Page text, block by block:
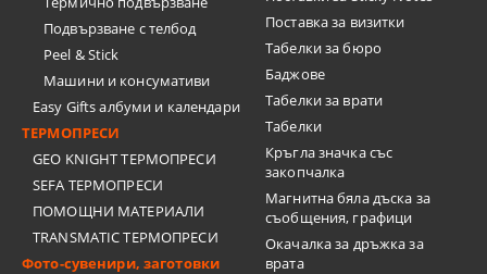
Подвързване с телбод
Peel & Stick
Машини и консумативи
Easy Gifts албуми и календари
ТЕРМОПРЕСИ
GEO KNIGHT ТЕРМОПРЕСИ
SEFA ТЕРМОПРЕСИ
ПОМОЩНИ МАТЕРИАЛИ
TRANSMATIC ТЕРМОПРЕСИ
Фото-сувенири, заготовки
Поставка за визитки
Tабелки за бюро
Баджове
Табелки за врати
Табелки
Кръгла значка със
закопчалка
Магнитна бяла дъска за
съобщения, графици
Окачалка за дръжка за
врата